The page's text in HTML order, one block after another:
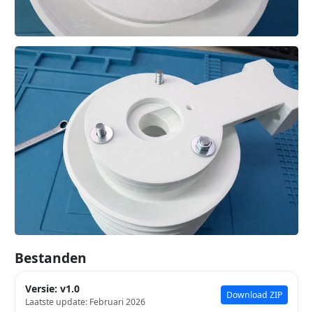
Bestanden
Versie: v1.0
Laatste update: Februari 2026
Download ZIP